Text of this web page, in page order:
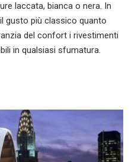
laccata, bianca o nera. In
gusto più classico quanto
del confort i rivestimenti
in qualsiasi sfumatura.